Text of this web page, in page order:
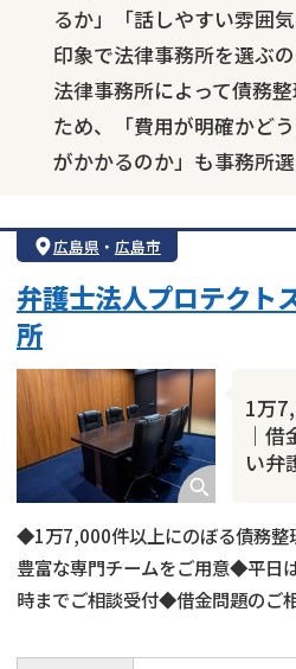
るか」「話しやすい雰囲
印象で法律事務所を選ぶ
法律事務所によって債務
ため、「費用が明確かど
がかかるのか」も事務所選
広島県 ・ 広島市
1万
｜
い弁
弁護士法人プロテクト
所
◆1万7,000件以上にのぼる債務
豊富な専門チームをご用意◆平日
時までご相談受付◆借金問題のご
費用の分割払い可◆広島電鉄「紙